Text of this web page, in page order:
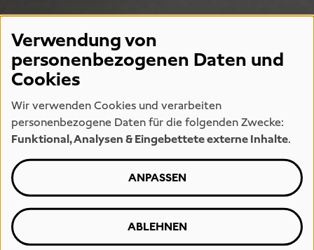
Verwendung von
personenbezogenen Daten und
Cookies
Wir verwenden Cookies und verarbeiten
personenbezogene Daten für die folgenden Zwecke:
Funktional, Analysen & Eingebettete externe Inhalte.
ANPASSEN
ABLEHNEN